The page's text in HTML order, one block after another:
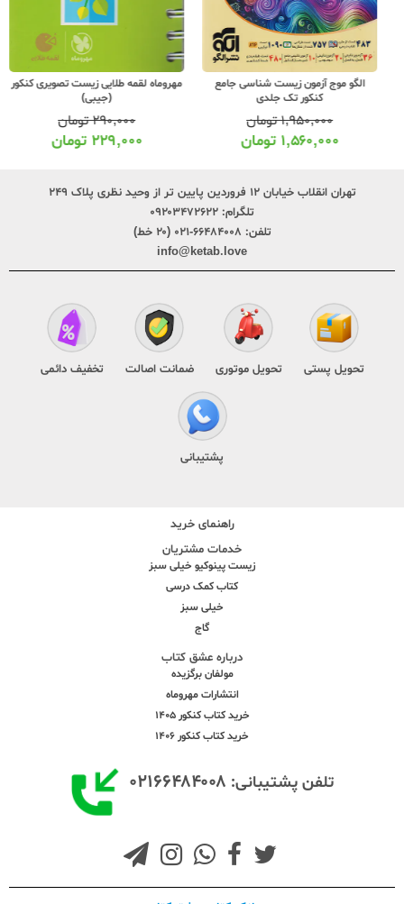
الگو موج آزمون زیست شناسی جامع
کنکور تک جلدی
۱,۹۵۰,۰۰۰تومان
۱,۵۶۰,۰۰۰تومان
مهروماه لقمه طلایی زیست تصویری کنکور
(جیبی)
۲۹۰,۰۰۰تومان
۲۲۹,۰۰۰تومان
تهران انقلاب خیابان ۱۲ فروردین پایین تر از وحید نظری پلاک ۲۴۹
تلگرام: ۰۹۲۰۳۴۷۲۶۲۲
تلفن: ۶۶۴۸۴۰۰۸-۰۲۱ (۲۰ خط)
info@ketab.love
تحویل پستی تحویل موتوری ضمانت اصالت تخفیف دائمی
پشتیبانی
راهنمای خرید
خدمات مشتریان
زیست پینوکیو خیلی سبز
کتاب کمک درسی
خیلی سبز
گاج
درباره عشق کتاب
مولفان برگزیده
انتشارات مهروماه
خرید کتاب کنکور 1405
خرید کتاب کنکور 1406
تلفن پشتیبانی: ۰۲۱۶۶۴۸۴۰۰۸